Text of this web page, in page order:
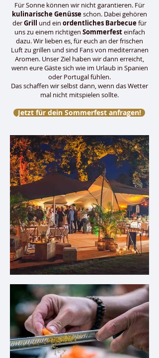
Für Sonne können wir nicht garantieren. Für
kulinarische Genüsseschon. Dabei gehören
derGrill und ein ordentliches Barbecuefür
uns zu einem richtigen Sommerfesteinfach
dazu. Wir lieben es, für euch an der frischen
Luft zu grillen und sind Fans von mediterranen
Aromen. Unser Ziel haben wir dann erreicht,
wenn eure Gäste sich wie im Urlaub in Spanien
oder Portugal fühlen.
Das schaffen wir selbst dann, wenn das Wetter
mal nicht mitspielen sollte.
Jetzt für dein Sommerfest anfragen!